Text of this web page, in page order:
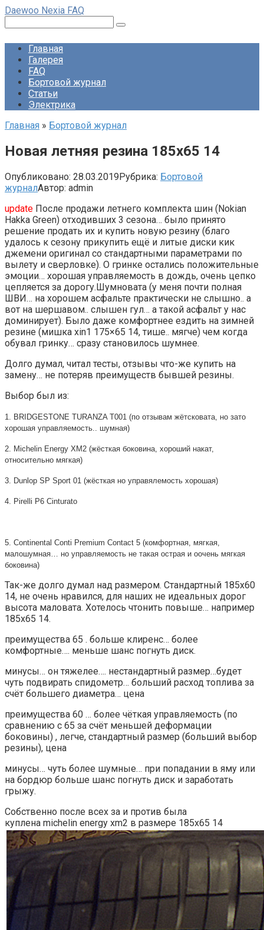
Перейти
контенту
Daewoo Nexia FAQ
Главная
Галерея
FAQ
Бортовой журнал
Статьи
Электрика
Главная » Бортовой журнал
Новая летняя резина 185х65 14
Опубликовано: 28.03.2019Рубрика: Бортовой
журналАвтор: admin
update После продажи летнего комплекта шин (Nokian
Hakka Green) отходивших 3 сезона… было принято
решение продать их и купить новую резину (благо
удалось к сезону прикупить ещё и литые диски кик
джемени оригинал со стандартными параметрами по
вылету и сверловке). О гринке остались положительные
эмоции… хорошая управляемость в дождь, очень цепко
цепляется за дорогу.Шумновата (у меня почти полная
ШВИ… на хорошем асфальте практически не слышно.. а
вот на шершавом.. слышен гул… а такой асфальт у нас
доминирует). Было даже комфортнее ездить на зимней
резине (мишка xin1 175×65 14, тише.. мягче) чем когда
обувал гринку… сразу становилось шумнее.
Долго думал, читал тесты, отзывы что-же купить на
замену… не потеряв преимуществ бывшей резины.
Выбор был из:
1. BRIDGESTONE TURANZA T001 (по отзывам жётсковата, но зато
хорошая управляемость.. шумная)
2. Michelin Energy XM2 (жёсткая боковина, хороший накат,
относительно мягкая)
3. Dunlop SP Sport 01 (жёсткая но управялемость хорошая)
4. Pirelli P6 Cinturato
5. Continental Conti Premium Contact 5 (комфортная, мягкая,
малошумная… но управляемость не такая острая и оочень мягкая
боковина)
Так-же долго думал над размером. Стандартный 185х60
14, не очень нравился, для наших не идеальных дорог
высота маловата. Хотелось чтонить повыше… например
185х65 14.
преимущества 65 . больше клиренс… более
комфортные…. меньше шанс погнуть диск.
минусы… он тяжелее…. нестандартный размер…будет
чуть подвирать спидометр… больший расход топлива за
счёт большего диаметра… цена
преимущества 60 … более чёткая управляемость (по
сравнению с 65 за счёт меньшей деформации
боковины) , легче, стандартный размер (больший выбор
резины), цена
минусы… чуть более шумные… при попадании в яму или
на бордюр больше шанс погнуть диск и заработать
грыжу.
Собственно после всех за и против была
куплена michelin energy xm2 в размере 185х65 14